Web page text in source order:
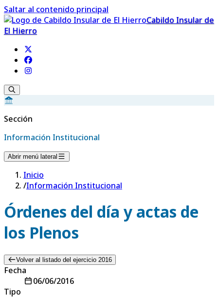
Saltar al contenido principal
Cabildo Insular de
El Hierro
Sección
Información Institucional
Abrir menú lateral
Inicio
/Información Institucional
Órdenes del día y actas de
los Plenos
Volver al listado del ejercicio 2016
Fecha
06/06/2016
Tipo